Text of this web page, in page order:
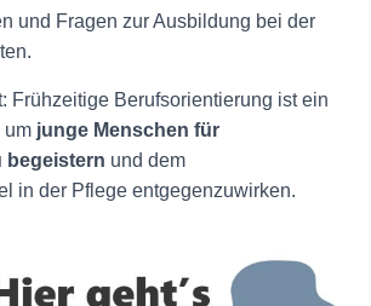
und Fragen zur Ausbildung bei der
Frühzeitige Berufsorientierung ist ein
um junge Menschen für
begeistern und dem
in der Pflege entgegenzuwirken.